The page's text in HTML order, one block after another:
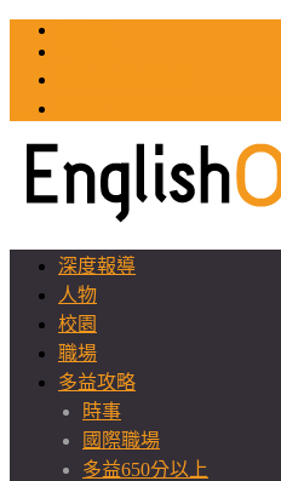
深度報導
人物
校園
職場
多益攻略
時事
國際職場
多益650分以上